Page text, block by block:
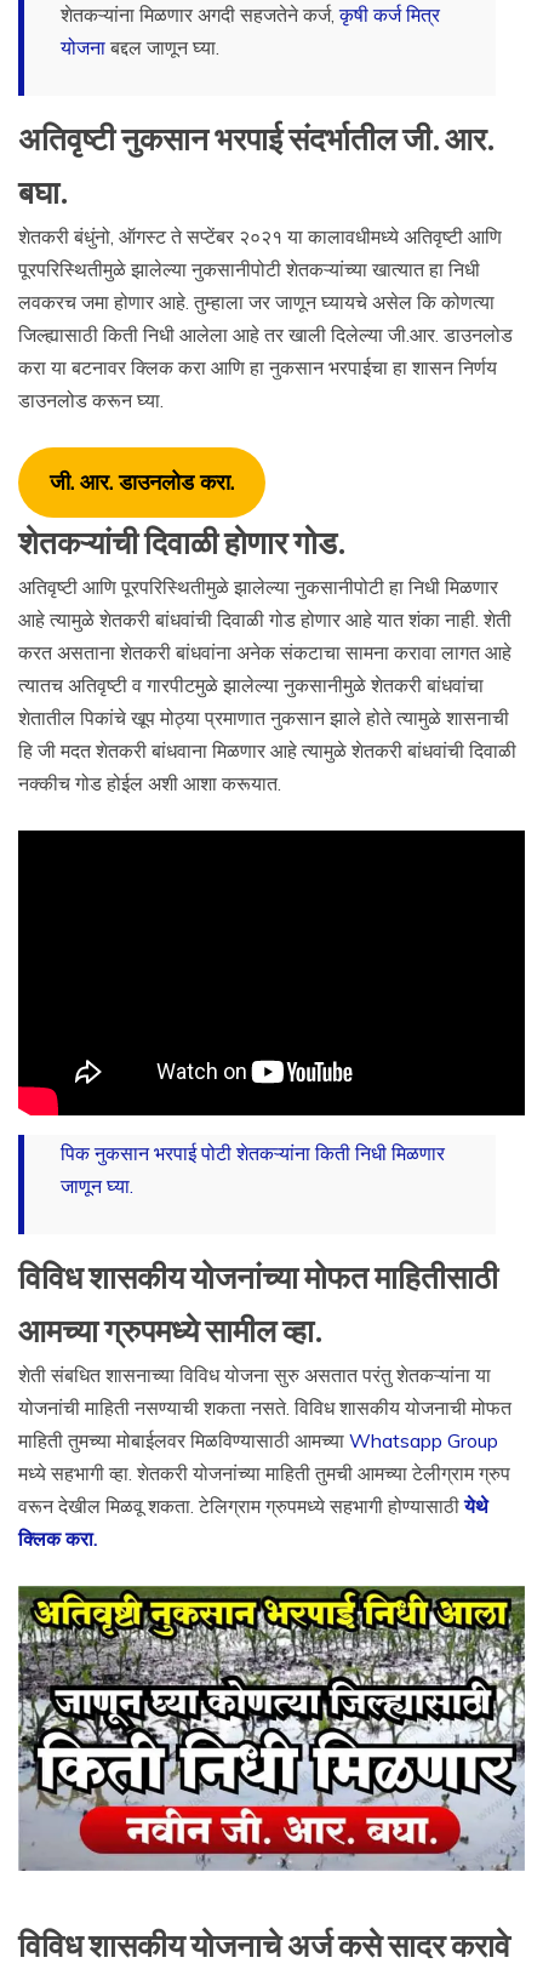
शेतकऱ्यांना मिळणार अगदी सहजतेने कर्ज,कृषी कर्ज मित्र
योजनाबद्दल जाणून घ्या.
अतिवृष्टी नुकसान भरपाई संदर्भातील जी. आर.
बघा.
शेतकरी बंधुंनो, ऑगस्ट ते सप्टेंबर २०२१ या कालावधीमध्ये अतिवृष्टी आणि
पूरपरिस्थितीमुळे झालेल्या नुकसानीपोटी शेतकऱ्यांच्या खात्यात हा निधी
लवकरच जमा होणार आहे. तुम्हाला जर जाणून घ्यायचे असेल कि कोणत्या
जिल्ह्यासाठी किती निधी आलेला आहे तर खाली दिलेल्या जी.आर. डाउनलोड
करा या बटनावर क्लिक करा आणि हा नुकसान भरपाईचा हा शासन निर्णय
डाउनलोड करून घ्या.
जी. आर. डाउनलोड करा.
शेतकऱ्यांची दिवाळी होणार गोड.
अतिवृष्टी आणि पूरपरिस्थितीमुळे झालेल्या नुकसानीपोटी हा निधी मिळणार
आहे त्यामुळे शेतकरी बांधवांची दिवाळी गोड होणार आहे यात शंका नाही. शेती
करत असताना शेतकरी बांधवांना अनेक संकटाचा सामना करावा लागत आहे
त्यातच अतिवृष्टी व गारपीटमुळे झालेल्या नुकसानीमुळे शेतकरी बांधवांचा
शेतातील पिकांचे खूप मोठ्या प्रमाणात नुकसान झाले होते त्यामुळे शासनाची
हि जी मदत शेतकरी बांधवाना मिळणार आहे त्यामुळे शेतकरी बांधवांची दिवाळी
नक्कीच गोड होईल अशी आशा करूयात.
पिक नुकसान भरपाई पोटी शेतकऱ्यांना किती निधी मिळणार
जाणून घ्या.
विविध शासकीय योजनांच्या मोफत माहितीसाठी
आमच्या ग्रुपमध्ये सामील व्हा.
शेती संबधित शासनाच्या विविध योजना सुरु असतात परंतु शेतकऱ्यांना या
योजनांची माहिती नसण्याची शकता नसते. विविध शासकीय योजनाची मोफत
माहिती तुमच्या मोबाईलवर मिळविण्यासाठी आमच्या Whatsapp Group
मध्ये सहभागी व्हा. शेतकरी योजनांच्या माहिती तुमची आमच्या टेलीग्राम ग्रुप
वरून देखील मिळवू शकता. टेलिग्राम ग्रुपमध्ये सहभागी होण्यासाठीयेथे
क्लिक करा.
विविध शासकीय योजनाचे अर्ज कसे सादर करावे